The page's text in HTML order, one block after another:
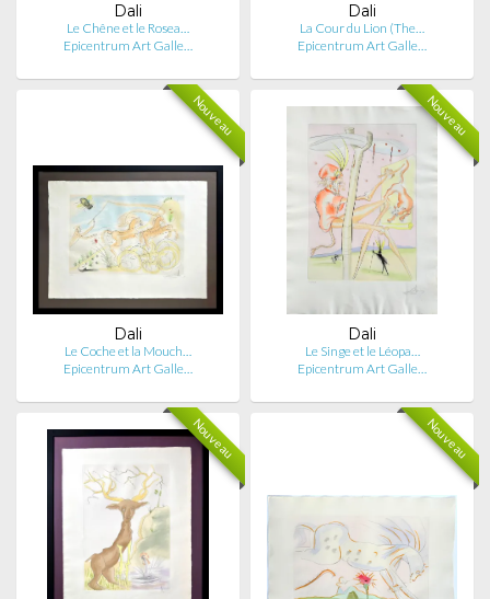
Dali
Le Chêne et le Rosea…
Epicentrum Art Galle…
Dali
La Cour du Lion (The…
Epicentrum Art Galle…
Nouveau
Dali
Le Coche et la Mouch…
Epicentrum Art Galle…
Nouveau
Dali
Le Singe et le Léopa…
Epicentrum Art Galle…
Nouveau Nouveau